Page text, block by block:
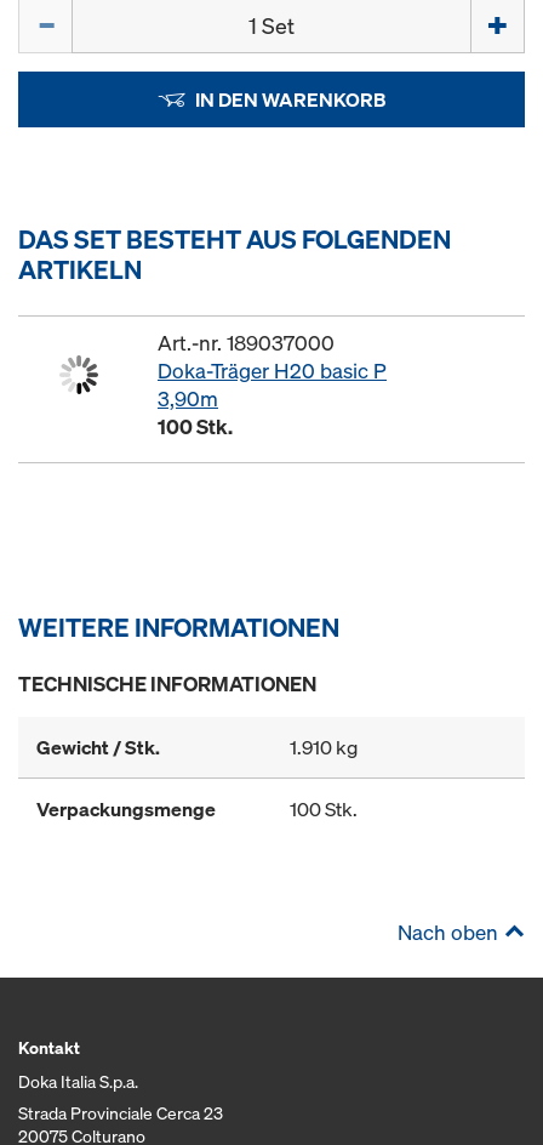
IN DEN WARENKORB
DAS SET BESTEHT AUS FOLGENDEN
ARTIKELN
Art.-nr. 189037000
Doka-Träger H20 basic P
3,90m
100 Stk.
WEITERE INFORMATIONEN
TECHNISCHE INFORMATIONEN
Gewicht / Stk. 1.910 kg
Verpackungsmenge 100 Stk.
Nach oben
Kontakt
Doka Italia S.p.a.
Strada Provinciale Cerca 23
20075 Colturano